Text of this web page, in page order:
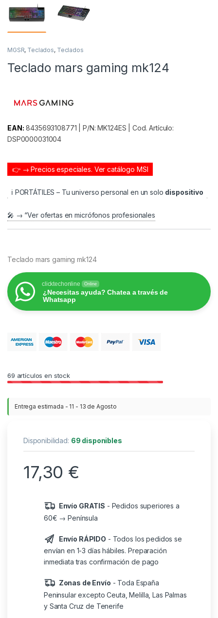
MGSR, Teclados, Teclados
Teclado mars gaming mk124
EAN: 8435693108771 | P/N: MK124ES | Cod. Artículo:
DSP0000031004
👉 → Precios especiales. Ver catálogo MSI
ℹ️ PORTÁTILES – Tu universo personal en un solo dispositivo
🎤 → “Ver ofertas en micrófonos profesionales
Teclado mars gaming mk124
clicktechonline Online
¿Necesitas ayuda? Chatea a través de
Whatsapp
69 artículos en stock
Entrega estimada - 11 - 13 de Agosto
Disponibilidad: 69 disponibles
17,30 €
Envío GRATIS - Pedidos superiores a
60€ → Península
Envío RÁPIDO - Todos los pedidos se
envían en 1-3 días hábiles. Preparación
inmediata tras confirmación de pago
Zonas de Envío - Toda España
Peninsular excepto Ceuta, Melilla, Las Palmas
y Santa Cruz de Tenerife